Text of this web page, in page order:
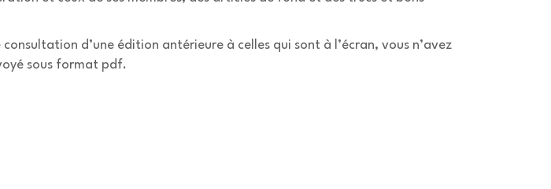
d’une édition antérieure à celles qui sont à l’écran, vous n’avez
sous format pdf.